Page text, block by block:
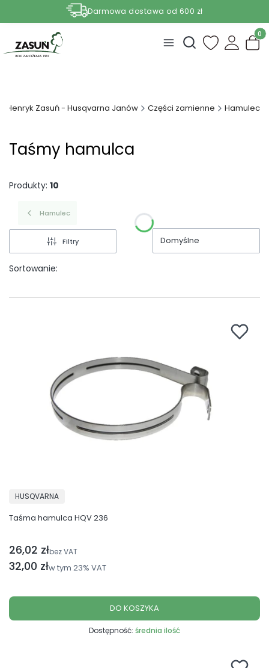
Darmowa dostawa od 600 zł
zobacz
Otwórz
Henryk Zasuń - Husqvarna Janów Części zamienne Hamulec
Taśmy hamulca
Produkty: 10
Hamulec
Filtry
Sortowanie:
Domyślne
Taśma hamulca HQV 236
PRODUCENT
HUSQVARNA
Cena brutto
32,00 złw tym 23% VAT
Cena netto
26,02 złbez VAT
DO KOSZYKA
Dostępność: średnia ilość